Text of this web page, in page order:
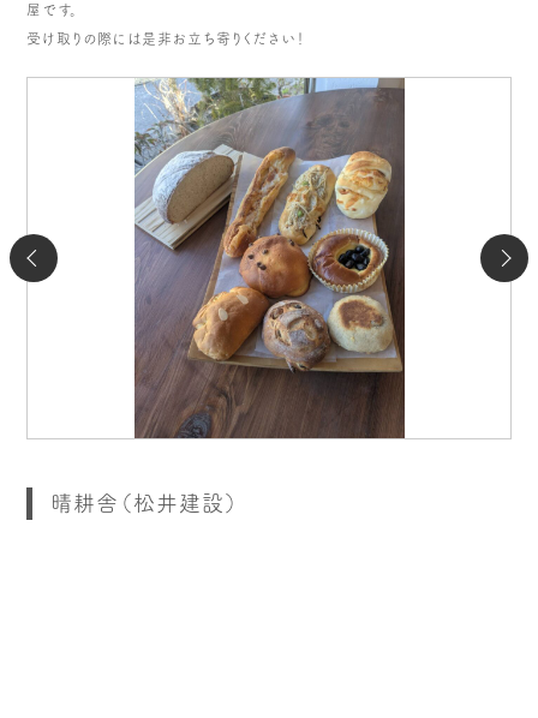
屋です。
受け取りの際には是非お立ち寄りください！
晴耕舎（松井建設）